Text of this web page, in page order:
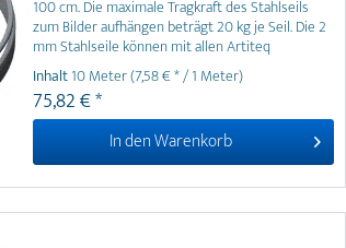
100 cm. Die maximale Tragkraft des Stahlseils
zum Bilder aufhängen beträgt 20 kg je Seil. Die 2
mm Stahlseile können mit allen Artiteq
Bilderhaken verwendet werden.
Inhalt10 Meter(7,58 € * / 1 Meter)
75,82 € *
In denWarenkorb